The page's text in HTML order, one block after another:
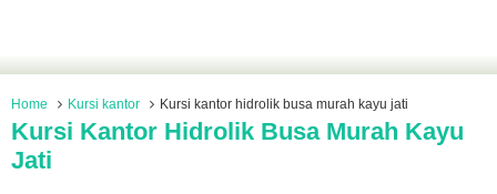
Home Kursi kantor Kursi kantor hidrolik busa murah kayu jati
Kursi Kantor Hidrolik Busa Murah Kayu
Jati